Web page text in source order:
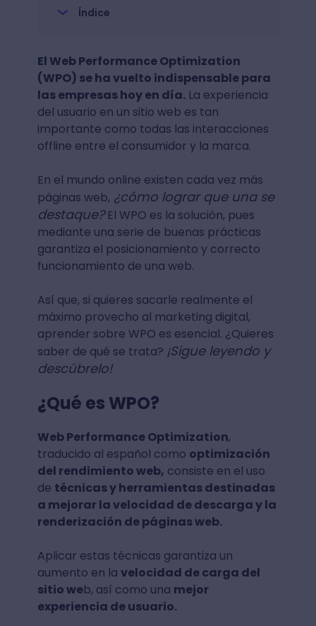
Índice
El Web Performance Optimization
(WPO) se ha vuelto indispensable para
las empresas hoy en día.La experiencia
del usuario en un sitio web es tan
importante como todas las interacciones
offline entre el consumidor y la marca.
En el mundo online existen cada vez más
páginas web, ¿cómo lograr que una se
destaque?El WPO es la solución, pues
mediante una serie de buenas prácticas
garantiza el posicionamiento y correcto
funcionamiento de una web.
Así que, si quieres sacarle realmente el
máximo provecho al marketing digital,
aprender sobre WPO es esencial. ¿Quieres
saber de qué se trata? ¡Sigue leyendo y
descúbrelo!
¿Qué es WPO?
Web Performance Optimization,
traducido al español como optimización
del rendimiento web, consiste en el uso
de técnicas y herramientas destinadas
a mejorar la velocidad de descarga y la
renderización de páginas web.
Aplicar estas técnicas garantiza un
aumento en la velocidad de carga del
sitio web, así como una mejor
experiencia de usuario.